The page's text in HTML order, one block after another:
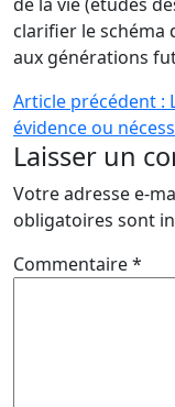
clarifier le
aux générations
Navigation
de
l’article
Article précédent :
évidence ou
Laisser un
Votre adresse e-
obligatoires sont
Commentaire*